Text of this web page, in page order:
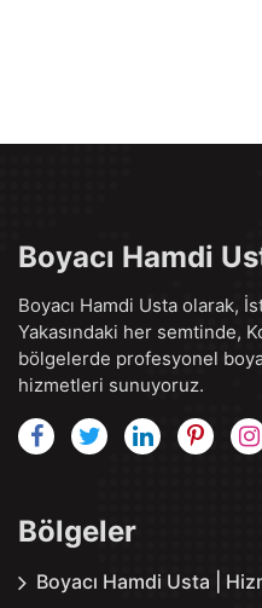
Boyacı Hamdi
Boyacı Hamdi Usta olarak,
Yakasındaki her semtinde,
bölgelerde profesyonel
hizmetleri sunuyoruz.
Bölgeler
Boyacı Hamdi Usta |